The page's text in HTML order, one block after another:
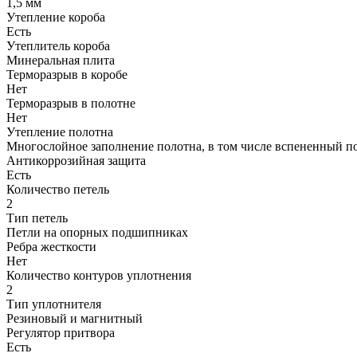
Утепление короба
Есть
Утеплитель короба
Минеральная плита
Терморазрыв в коробе
Нет
Терморазрыв в полотне
Нет
Утепление полотна
Многослойное заполнение полотна, в том числе вспененный
Антикоррозийная защита
Есть
Количество петель
2
Тип петель
Петли на опорных подшипниках
Ребра жесткости
Нет
Количество контуров уплотнения
2
Тип уплотнителя
Резиновый и магнитный
Регулятор притвора
Есть